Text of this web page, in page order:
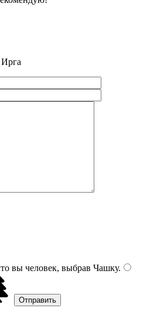
вы человек, выбрав Чашку.